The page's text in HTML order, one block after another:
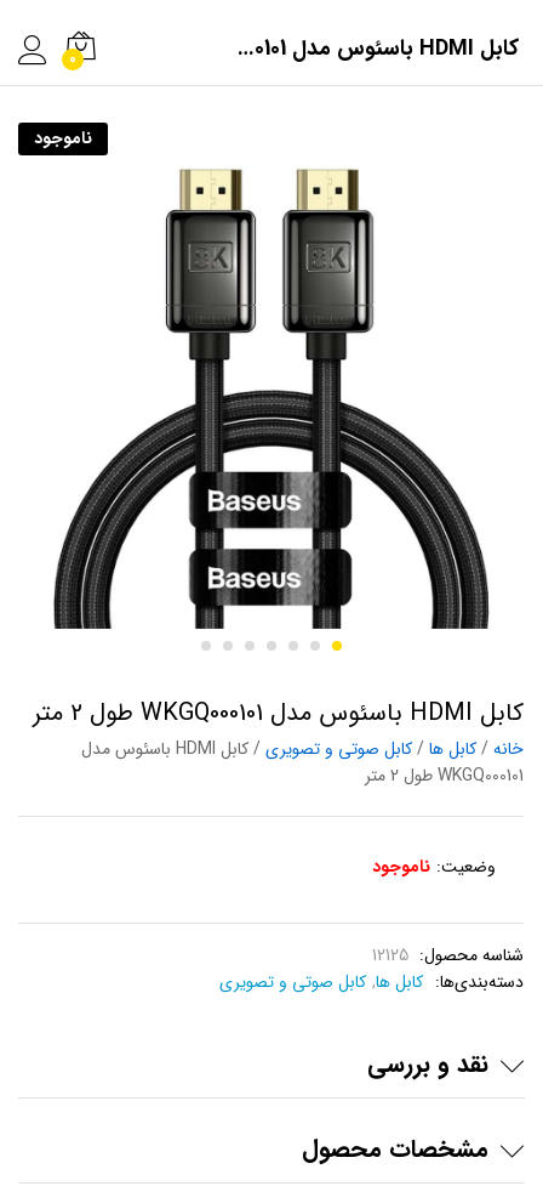
کابل HDMI باسئوس مدل WKGQ000101 طول 2 متر 0
ناموجود
کابل HDMI باسئوس مدل WKGQ000101 طول 2 متر
خانه/کابل ها/کابل صوتی و تصویری
/ کابل HDMI باسئوس مدل
WKGQ000101 طول 2 متر
وضعیت: ناموجود
شناسه محصول: 12125
دسته‌بندی‌ها: کابل ها, کابل صوتی و تصویری
نقد و بررسی
مشخصات محصول